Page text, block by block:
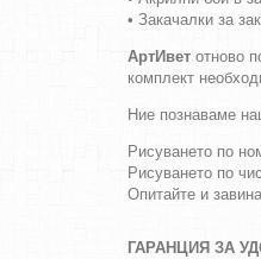
• Закачалки за
АртИвет отново
комплект
Ние познаваме
Рисуването по
Рисуването по
Опитайте и
ГАРАНЦИЯ ЗА